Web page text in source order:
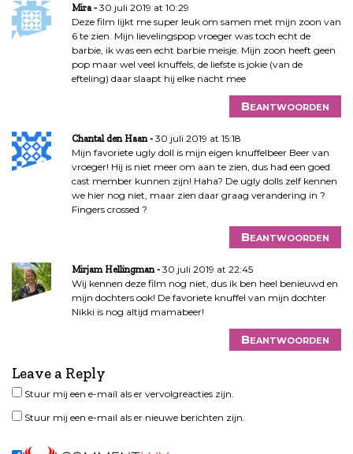
Mira
30 juli 2019 at 10:29
Deze film lijkt me super leuk om samen met mijn zoon van
6 te zien. Mijn lievelingspop vroeger was toch echt de
barbie, ik was een echt barbie meisje. Mijn zoon heeft geen
pop maar wel veel knuffels, de liefste is jokie (van de
efteling) daar slaapt hij elke nacht mee
Beantwoorden
Chantal den Haan
30 juli 2019 at 15:18
Mijn favoriete ugly doll is mijn eigen knuffelbeer Beer van
vroeger! Hij is niet meer om aan te zien, dus had een goed
cast member kunnen zijn! Haha? De ugly dolls zelf kennen
we hier nog niet, maar zien daar graag verandering in ?
Fingers crossed ?
Beantwoorden
Mirjam Hellingman
30 juli 2019 at 22:45
Wij kennen deze film nog niet, dus ik ben heel benieuwd en
mijn dochters ook! De favoriete knuffel van mijn dochter
Nikki is nog altijd mamabeer!
Beantwoorden
Leave a Reply
Stuur mij een e-mail als er vervolgreacties zijn.
Stuur mij een e-mail als er nieuwe berichten zijn.